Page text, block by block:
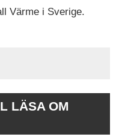
Värme i Sverige.
LÄSA OM